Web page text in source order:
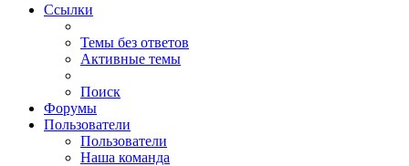
Ссылки
Темы без ответов
Активные темы
Поиск
Форумы
Пользователи
Пользователи
Наша команда